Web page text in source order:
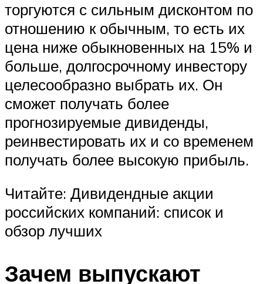
торгуются с сильным дисконтом по
отношению к обычным, то есть их
цена ниже обыкновенных на 15% и
больше, долгосрочному инвестору
целесообразно выбрать их. Он
сможет получать более
прогнозируемые дивиденды,
реинвестировать их и со временем
получать более высокую прибыль.
Читайте: Дивидендные акции
российских компаний: список и
обзор лучших
Зачем выпускают